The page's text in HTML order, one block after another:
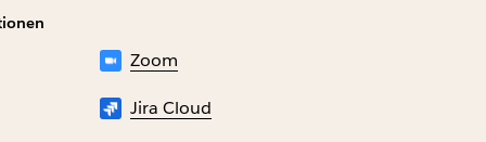
Zoom
Jira Cloud